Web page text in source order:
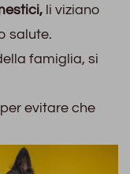
li viziano
salute.
famiglia, si
evitare che